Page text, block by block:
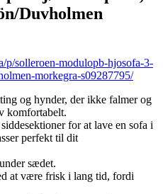
Duvholmen
p/solleroen-modulopb-hjosofa-3-
morkegra-s09287795/
og hynder, der ikke falmer og
komfortabelt.
for at lave en sofa i
perfekt til dit
sædet.
at være frisk i lang tid, fordi